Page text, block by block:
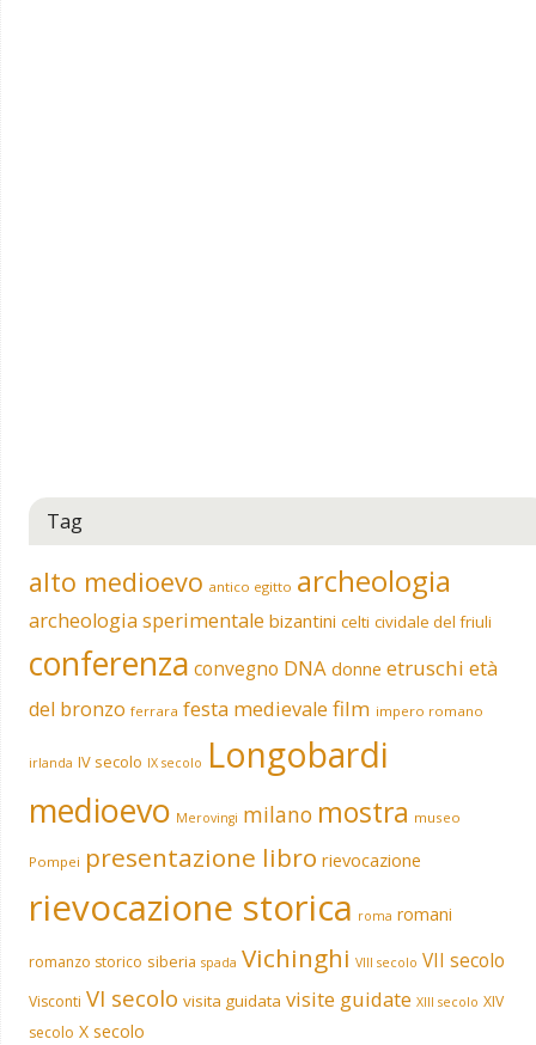
Tag
alto medioevo antico egitto archeologia
archeologia sperimentale bizantini celti cividale del friuli
conferenza convegno DNA donne etruschi età
del bronzo ferrara festa medievale film impero romano
irlanda IV secolo IX secolo Longobardi
medioevo Merovingi milano mostra museo
Pompei presentazione libro rievocazione
rievocazione storica roma romani
romanzo storico siberia spada Vichinghi VIII secolo VII secolo
Visconti VI secolo visita guidata visite guidate XIII secolo XIV
secolo X secolo